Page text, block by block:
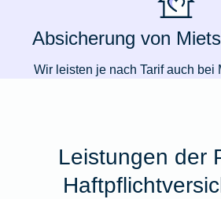
Absicherung von
Wir leisten je nach Tarif auch bei
Leistungen der